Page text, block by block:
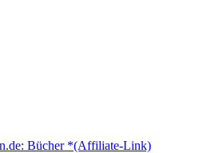
Bücher *(Affiliate-Link)